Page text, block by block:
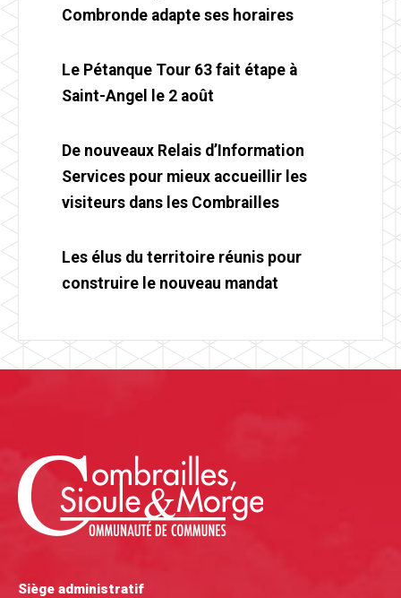
Combronde adapte ses horaires
Le Pétanque Tour 63 fait étape à
Saint-Angel le 2 août
De nouveaux Relais d’Information
Services pour mieux accueillir les
visiteurs dans les Combrailles
Les élus du territoire réunis pour
construire le nouveau mandat
Siège administratif